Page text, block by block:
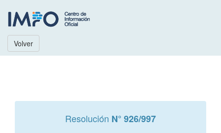
Volver
Resolución N° 926/997